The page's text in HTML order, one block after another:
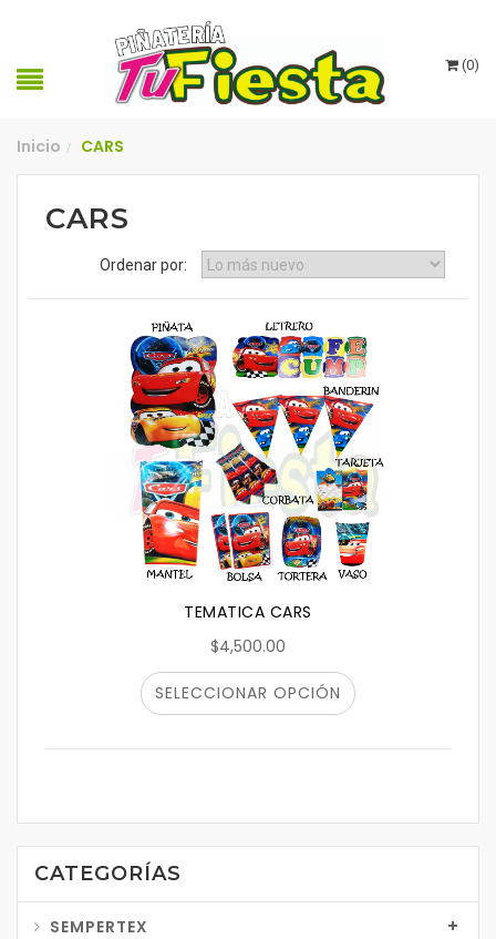
(0)
Inicio / CARS
CARS
Ordenar por:
TEMATICA CARS
$4,500.00
SELECCIONAR OPCIÓN
CATEGORÍAS
SEMPERTEX